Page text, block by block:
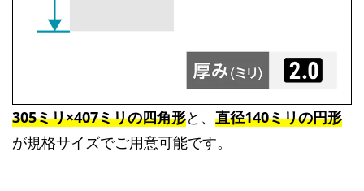
305ミリ×407ミリの四角形と、 直径140ミリの円形
が規格サイズでご用意可能です。